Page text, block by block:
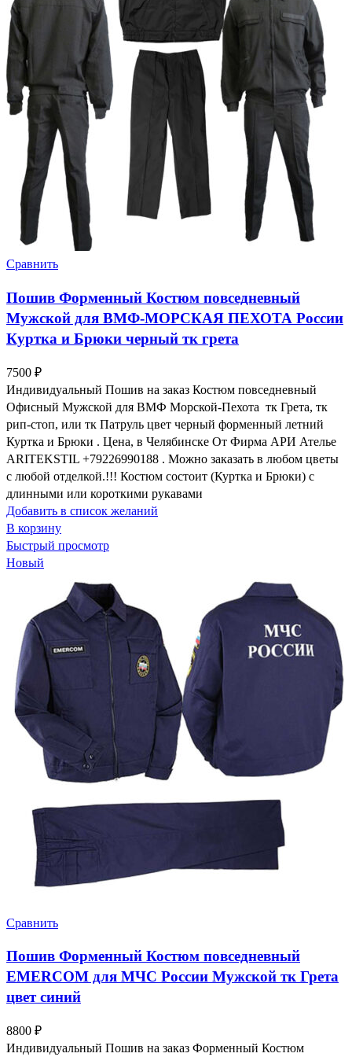
Сравнить
Пошив Форменный Костюм повседневный
Мужской для ВМФ-МОРСКАЯ ПЕХОТА России
Куртка и Брюки черный тк грета
7500 ₽
Индивидуальный Пошив на заказ Костюм повседневный
Офисный Мужской для ВМФ Морской-Пехота тк Грета, тк
рип-стоп, или тк Патруль цвет черный форменный летний
Куртка и Брюки . Цена, в Челябинске От Фирма АРИ Ателье
ARITEKSTIL +79226990188 . Mожно заказать в любом цветы
с любой отделкой.!!! Костюм состоит (Куртка и Брюки) с
длинными или короткими рукавами
Добавить в список желаний
В корзину
Быстрый просмотр
Новый
Сравнить
Пошив Форменный Костюм повседневный
EMERCOM для МЧС России Мужской тк Грета
цвет синий
8800 ₽
Индивидуальный Пошив на заказ Форменный Костюм